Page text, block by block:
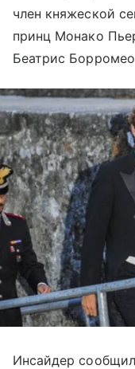
член княжеской
принц Монако
Беатрис
Инсайдер